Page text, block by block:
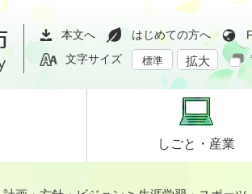
本文へ はじめての方へ
文字サイズ
標準 拡大
しごと・ 産業